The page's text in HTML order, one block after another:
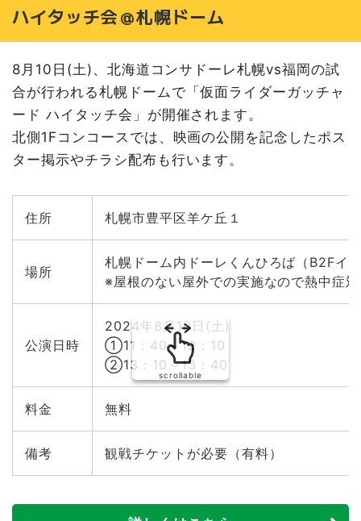
ハイタッチ会＠札幌ドーム
8月10日(土)、北海道コンサドーレ札幌vs福岡の試
合が行われる札幌ドームで「仮面ライダーガッチャ
ード ハイタッチ会」が開催されます。
北側1Fコンコースでは、映画の公開を記念したポス
ター掲示やチラシ配布も行います。
住所 札幌市豊平区羊ケ丘１
場所
札幌ドーム内ドーレくんひろば（B2Fイ
※屋根のない屋外での実施なので熱中症
公演日時
2024年8月10日(土)
①11：40～12：10
②13：10～13：40
料金 無料
備考 観戦チケットが必要（有料）
scrollable